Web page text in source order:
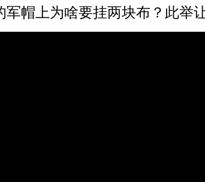
帽上为啥要挂两块布？此举